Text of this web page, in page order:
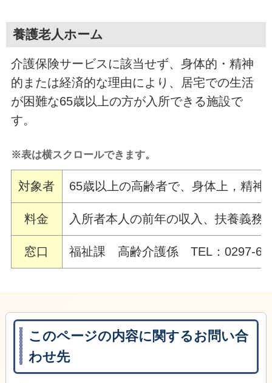
養護老人ホーム
介護保険サービスに該当せず、身体的・精神
的または経済的な理由により、居宅での生活
が困難な65歳以上の方が入所できる施設で
す。
※表は横スクロールできます。
対象者 65歳以上の高齢者で、身体上，精
料金 入所者本人の前年の収入、扶養義務
窓口 福祉課 高齢介護係 TEL：0297-
このページの内容に関するお問い合
わせ先